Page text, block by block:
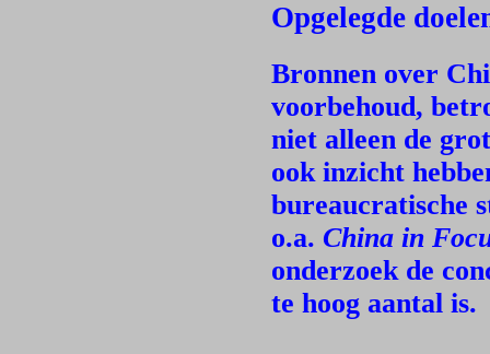
Opgelegde
Bronnen over
voorbehoud,
niet alleen de
ook inzicht
bureaucratische
o.a. China in
onderzoek de
te hoog aantal is.